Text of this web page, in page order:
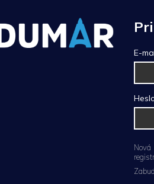
E-
Nová